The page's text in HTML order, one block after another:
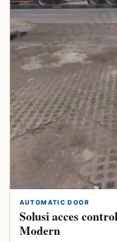
AUTOMATIC DOOR
Solusi acces
Modern